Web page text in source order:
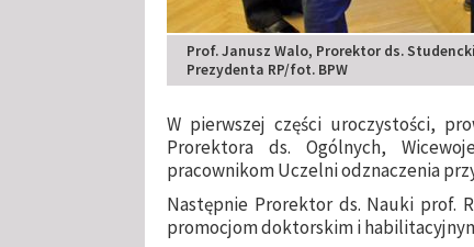
Prof. Janusz Walo, Prorektor ds.
Prezydenta RP/fot. BPW
W pierwszej części uroczystości,
Prorektora ds. Ogólnych,
pracownikom Uczelni odznaczenia
Następnie Prorektor ds. Nauki prof.
promocjom doktorskim i